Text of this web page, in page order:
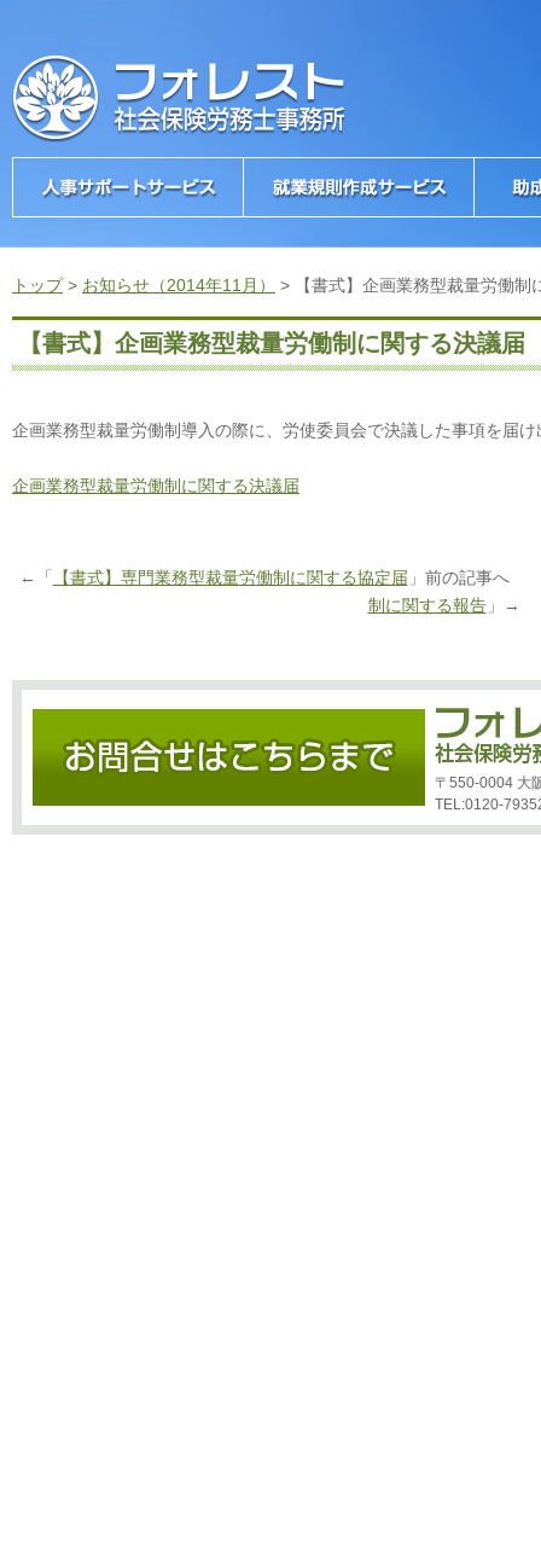
トップ> お知らせ（2014年11月） > 【書式】企画業務型裁量労働制
【書式】企画業務型裁量労働制に関する決議届
企画業務型裁量労働制導入の際に、労使委員会で決議した事項を届け
企画業務型裁量労働制に関する決議届
←「 【書式】専門業務型裁量労働制に関する協定届 」前の記事へ
制に関する報告」→
〒550-0004 大
TEL:0120-